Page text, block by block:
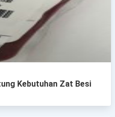
Kebutuhan Zat Besi